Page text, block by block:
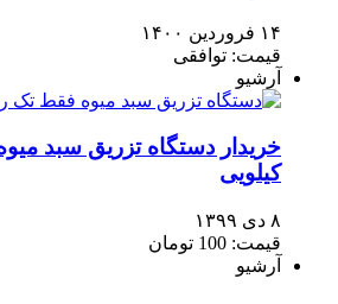
۱۴ فروردین ۱۴۰۰
قیمت: توافقی
آرشیو
خریدار دستگاه تزریق سبد
کیلویی
۸ دی ۱۳۹۹
قیمت: 100 تومان
آرشیو